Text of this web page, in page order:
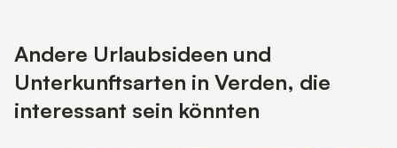
Andere Urlaubsideen und
Unterkunftsarten in Verden, die
interessant sein könnten